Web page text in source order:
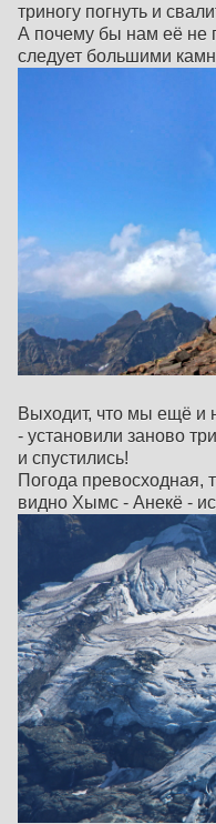
триногу погнуть и
А почему бы нам её не
следует большими
Выходит, что мы ещё
- установили заново
и спустились!
Погода превосходная,
видно Хымс - Анекё -